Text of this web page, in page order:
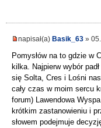
napisał(a) Basik_63 »
Pomysłów na to gdzie w
kilka. Najpierw wybór
się Solta, Cres i Lośni
cały czas w moim sercu
forum) Lawendowa
krótkim zastanowieniu i
słowem podejmuje